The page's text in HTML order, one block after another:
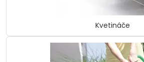
Kvetináče